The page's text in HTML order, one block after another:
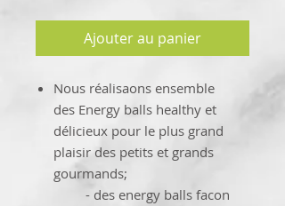
Ajouter au panier
Nous réalisaons ensemble
des Energy balls healthy et
délicieux pour le plus grand
plaisir des petits et grands
gourmands;
- des energy balls facon